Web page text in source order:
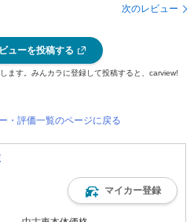
次のレビュー
ューを投稿する
ます。みんカラに登録して投稿すると、carview!
・評価一覧のページに戻る
マイカー登録